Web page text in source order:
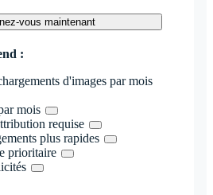
vous maintenant
:
d'images par mois
mois
requise
plus rapides
prioritaire